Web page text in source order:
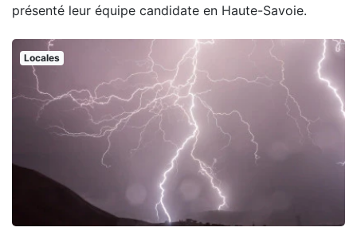
présenté leur équipe candidate en Haute-Savoie.
Locales